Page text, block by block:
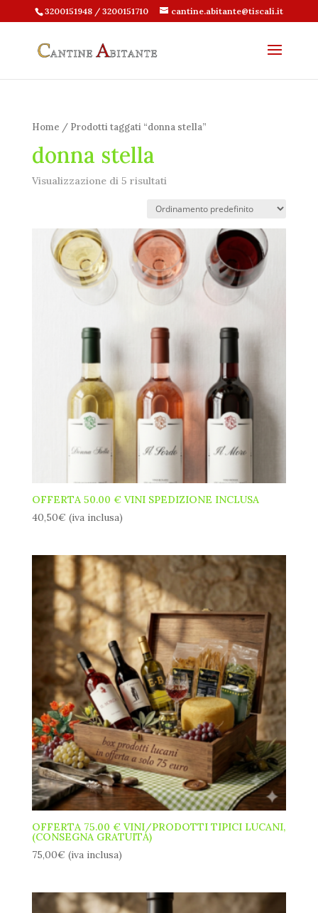
3200151948 / 3200151710 cantine.abitante@tiscali.it
Home / Prodotti taggati “donna stella”
donna stella
Visualizzazione di 5 risultati
OFFERTA 50.00 € VINI SPEDIZIONE INCLUSA
40,50€ (iva inclusa)
OFFERTA 75.00 € VINI/PRODOTTI TIPICI LUCANI,
(CONSEGNA GRATUITA)
75,00€ (iva inclusa)